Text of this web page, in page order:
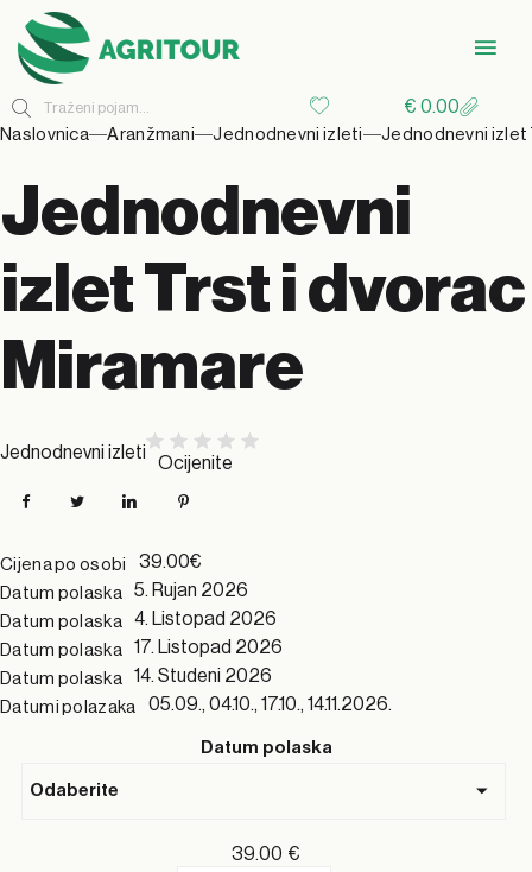
€ 0.00
Naslovnica Aranžmani Jednodnevni izleti Jednodnevni izlet
Jednodnevni
izlet Trst i dvorac
Miramare
Jednodnevni izleti
Ocijenite
FacebookTwitter LinkedIn
Cijena po osobi 39.00€
Datum polaska 5. Rujan 2026
Datum polaska 4. Listopad 2026
Datum polaska 17. Listopad 2026
Datum polaska 14. Studeni 2026
Datumi polazaka 05.09., 04.10., 17.10., 14.11.2026.
Datum polaska
€
39.00